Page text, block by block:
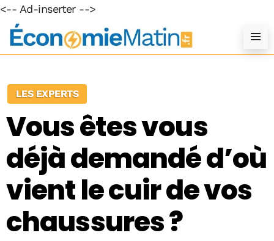
<-- Ad-inserter -->
LES EXPERTS
Vous êtes vous
déjà demandé d’où
vient le cuir de vos
chaussures ?